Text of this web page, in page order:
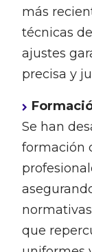
más
técnicas
ajustes
precisa y
Se han
formación
que